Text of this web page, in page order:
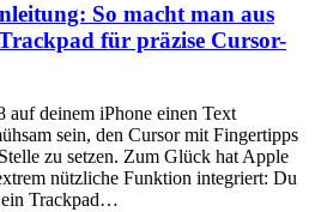
So macht man aus
für präzise Cursor-
auf deinem iPhone einen Text
sein, den Cursor mit Fingertipps
zu setzen. Zum Glück hat Apple
nützliche Funktion integriert: Du
ein Trackpad…